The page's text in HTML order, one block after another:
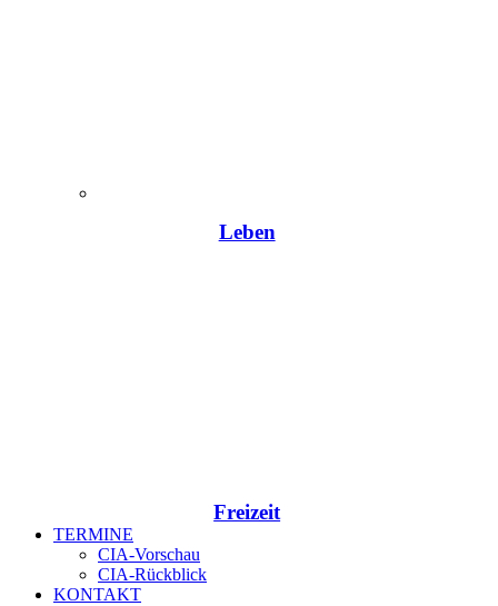
Leben
Freizeit
TERMINE
CIA-Vorschau
CIA-Rückblick
KONTAKT